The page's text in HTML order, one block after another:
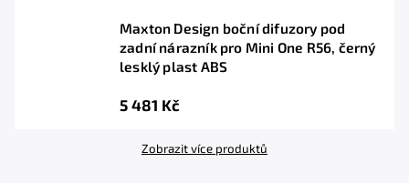
Maxton Design boční difuzory pod
zadní nárazník pro Mini One R56, černý
lesklý plast ABS
5 481 Kč
Zobrazit více produktů